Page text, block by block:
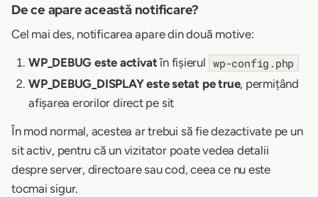
De ce apare această notificare?
Cel mai des, notificarea apare din două motive:
WP_DEBUG este activatîn fișierul wp-config.php
WP_DEBUG_DISPLAY este setat pe true, permițând
afișarea erorilor direct pe sit
În mod normal, acestea ar trebui să fie dezactivate pe un
sit activ, pentru că un vizitator poate vedea detalii
despre server, directoare sau cod, ceea ce nu este
tocmai sigur.